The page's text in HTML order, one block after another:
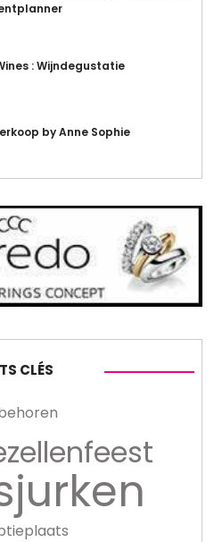
: Wijndegustatie
by Anne Sophie
CLÉS